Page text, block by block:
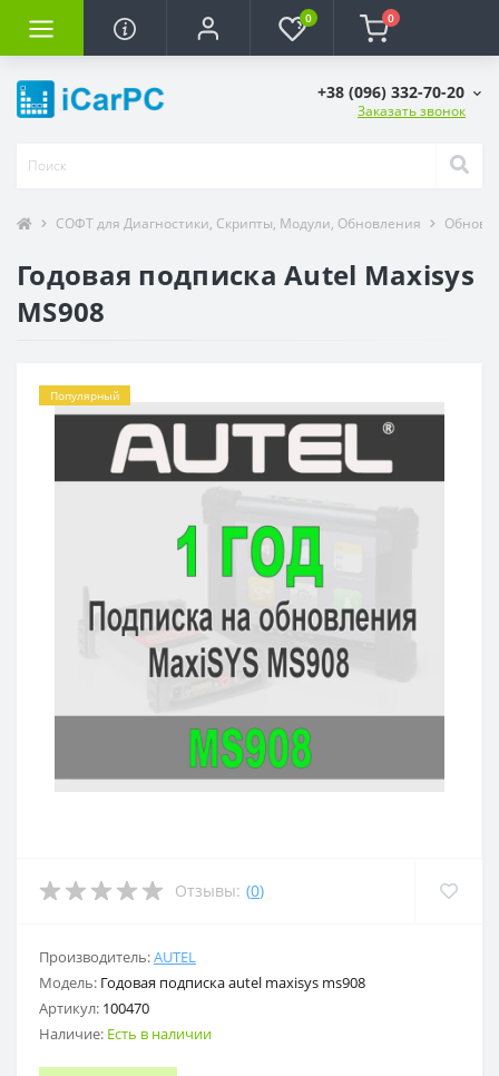
0 0
+38 (096) 332-70-20
Заказать звонок
СОФТ для Диагностики, Скрипты, Модули, Обновления
Годовая подписка Autel Maxisys
MS908
Популярный
Отзывы: (0)
Производитель:AUTEL
Модель: Годовая подписка autel maxisys ms908
Артикул: 100470
Наличие: Есть в наличии